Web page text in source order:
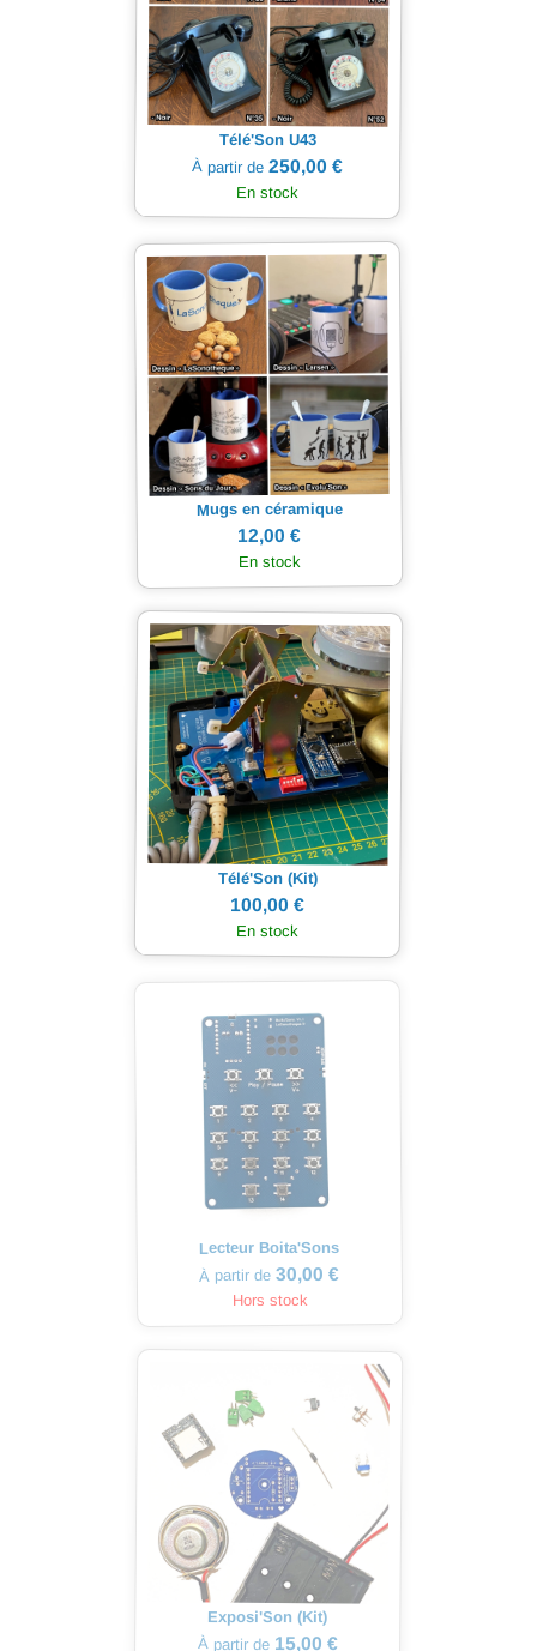
Télé'Son U43
À partir de250,00 €
En stock
Mugs en céramique
12,00 €
En stock
Télé'Son (Kit)
100,00 €
En stock
Lecteur Boita'Sons
À partir de30,00 €
Hors stock
Exposi'Son (Kit)
À partir de 15,00 €